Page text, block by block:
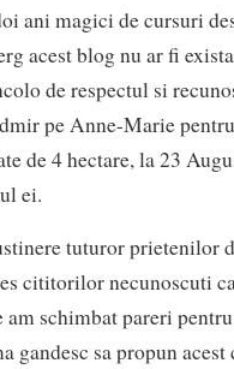
ani magici de cursuri
acest blog nu ar fi
de respectul si
pe Anne-Marie
de 4 hectare, la 23
ei.
tuturor prietenilor
cititorilor necunoscuti
am schimbat pareri
gandesc sa propun